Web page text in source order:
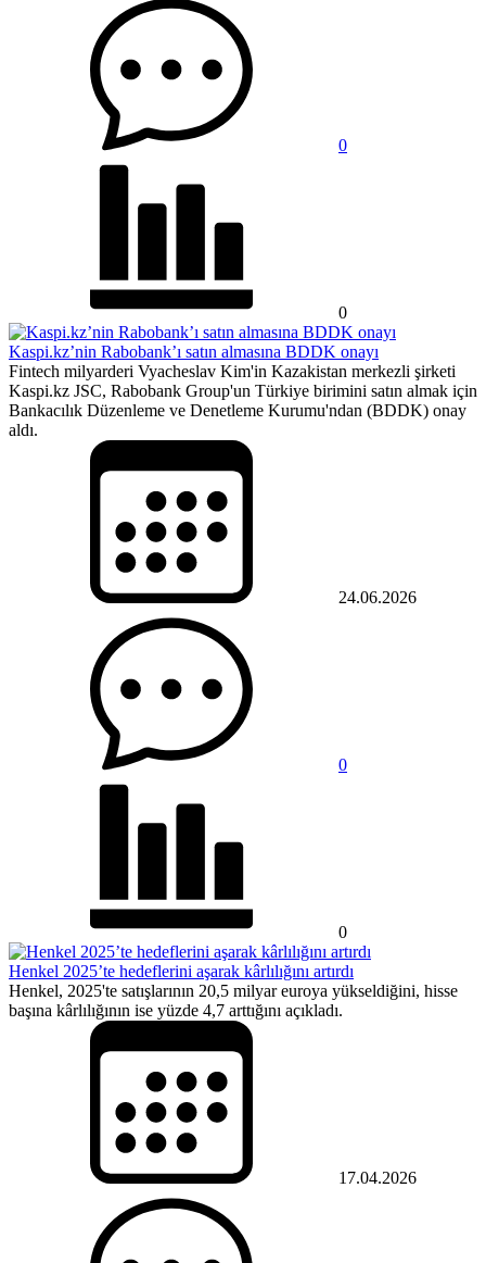
0
0
Kaspi.kz’nin Rabobank’ı satın almasına BDDK onayı
Fintech milyarderi Vyacheslav Kim'in Kazakistan merkezli şirketi
Kaspi.kz JSC, Rabobank Group'un Türkiye birimini satın almak için
Bankacılık Düzenleme ve Denetleme Kurumu'ndan (BDDK) onay
aldı.
24.06.2026
0
0
Henkel 2025’te hedeflerini aşarak kârlılığını artırdı
Henkel, 2025'te satışlarının 20,5 milyar euroya yükseldiğini, hisse
başına kârlılığının ise yüzde 4,7 arttığını açıkladı.
17.04.2026